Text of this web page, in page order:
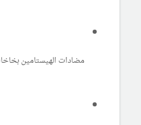
مضادات الهيستامين